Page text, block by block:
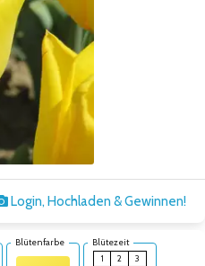
Zum nächsten Bild
Login, Hochladen & Gewinnen!
Blütenfarbe
Blütezeit
1
2
3